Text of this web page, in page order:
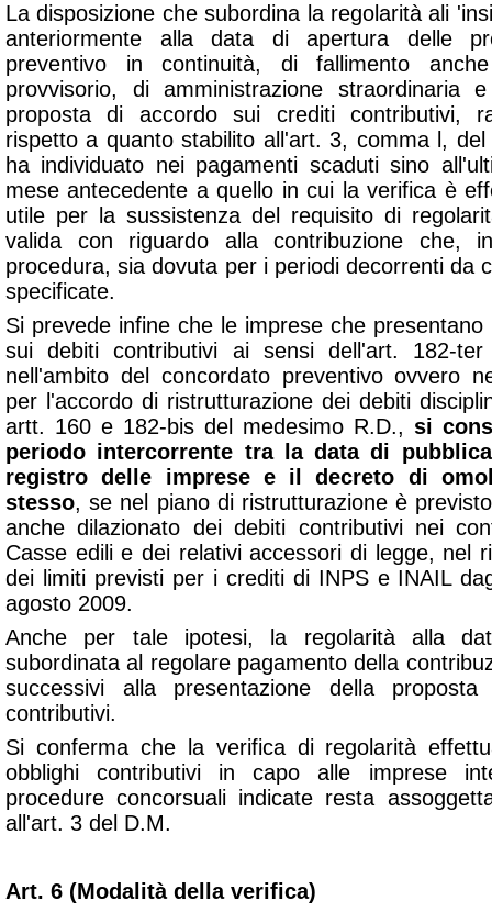
La disposizione che subordina la regolarità ali
anteriormente alla data di apertura delle
preventivo in continuità, di fallimento
provvisorio, di amministrazione straordinaria
proposta di accordo sui crediti contributivi,
rispetto a quanto stabilito all'art. 3, comma l,
ha individuato nei pagamenti scaduti sino
mese antecedente a quello in cui la verifica è
utile per la sussistenza del requisito di
valida con riguardo alla contribuzione che,
procedura, sia dovuta per i periodi decorrenti da
specificate.
Si prevede infine che le imprese che
sui debiti contributivi ai sensi dell'art. 182-
nell'ambito del concordato preventivo ovvero
per l'accordo di ristrutturazione dei debiti
artt. 160 e 182-bis del medesimo R.D., si
periodo intercorrente tra la data di
registro delle imprese e il decreto di
stesso, se nel piano di ristrutturazione è
anche dilazionato dei debiti contributivi nei
Casse edili e dei relativi accessori di legge, nel
dei limiti previsti per i crediti di INPS e INAIL
agosto 2009.
Anche per tale ipotesi, la regolarità alla
subordinata al regolare pagamento della
successivi alla presentazione della
contributivi.
Si conferma che la verifica di regolarità
obblighi contributivi in capo alle imprese
procedure concorsuali indicate resta
all'art. 3 del D.M.
Art. 6 (Modalità della verifica)